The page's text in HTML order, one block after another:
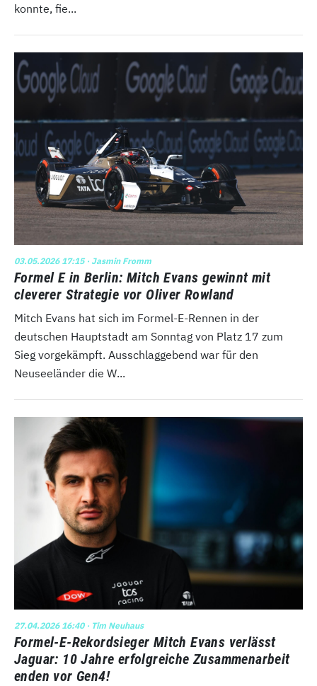
konnte, fie...
03.05.2026 17:15· Jasmin Fromm
Formel E in Berlin: Mitch Evans gewinnt mit
cleverer Strategie vor Oliver Rowland
Mitch Evans hat sich im Formel-E-Rennen in der
deutschen Hauptstadt am Sonntag von Platz 17 zum
Sieg vorgekämpft. Ausschlaggebend war für den
Neuseeländer die W...
27.04.2026 16:40· Tim Neuhaus
Formel-E-Rekordsieger Mitch Evans verlässt
Jaguar: 10 Jahre erfolgreiche Zusammenarbeit
enden vor Gen4!